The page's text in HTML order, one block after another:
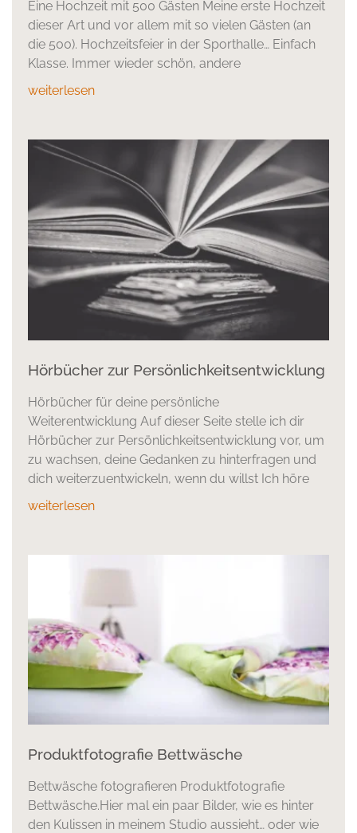
Eine Hochzeit mit 500 Gästen Meine erste Hochzeit
dieser Art und vor allem mit so vielen Gästen (an
die 500). Hochzeitsfeier in der Sporthalle… Einfach
Klasse. Immer wieder schön, andere
weiterlesen
Hörbücher zur Persönlichkeitsentwicklung
Hörbücher für deine persönliche
Weiterentwicklung Auf dieser Seite stelle ich dir
Hörbücher zur Persönlichkeitsentwicklung vor, um
zu wachsen, deine Gedanken zu hinterfragen und
dich weiterzuentwickeln, wenn du willst Ich höre
weiterlesen
Produktfotografie Bettwäsche
Bettwäsche fotografieren Produktfotografie
Bettwäsche.Hier mal ein paar Bilder, wie es hinter
den Kulissen in meinem Studio aussieht… oder wie